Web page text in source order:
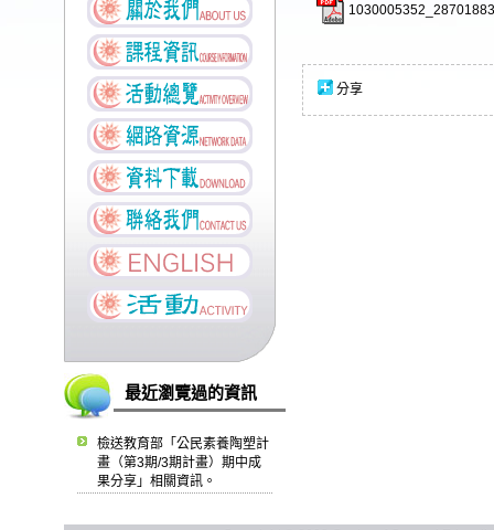
最近瀏覽過的資訊
檢送教育部「公民素養陶塑計
畫（第3期/3期計畫）期中成
果分享」相關資訊。
分享